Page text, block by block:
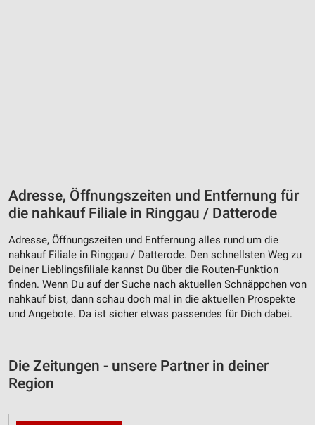
Adresse, Öffnungszeiten und Entfernung für
die nahkauf Filiale in Ringgau / Datterode
Adresse, Öffnungszeiten und Entfernung alles rund um die
nahkauf Filiale in Ringgau / Datterode. Den schnellsten Weg zu
Deiner Lieblingsfiliale kannst Du über die Routen-Funktion
finden. Wenn Du auf der Suche nach aktuellen Schnäppchen von
nahkauf bist, dann schau doch mal in die aktuellen Prospekte
und Angebote. Da ist sicher etwas passendes für Dich dabei.
Die Zeitungen - unsere Partner in deiner
Region